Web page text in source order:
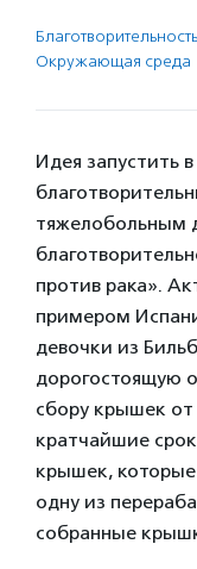
Окружающая среда
Идея запустить
тяжелобольным
против рака».
примером
девочки из
дорогостоящую
сбору крышек
кратчайшие
крышек, которые
одну из
собранные